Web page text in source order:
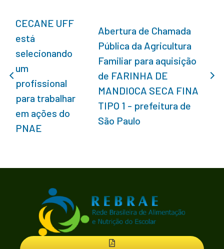
CECANE UFF
está
selecionando
um
profissional
para trabalhar
em ações do
PNAE
Abertura de Chamada
Pública da Agricultura
Familiar para aquisição
de FARINHA DE
MANDIOCA SECA FINA
TIPO 1 - prefeitura de
São Paulo